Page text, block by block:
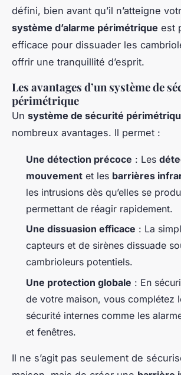
défini, bien avant qu’il n’atteigne
système d’alarme périmétrique est
efficace pour dissuader les
offrir une tranquillité d’esprit.
Les avantages d’un système de
périmétrique
Un système de sécurité
nombreux avantages. Il permet :
Une détection précoce : Les
mouvement et les barrières
les intrusions dès qu’elles se
permettant de réagir rapidement.
Une dissuasion efficace : La
capteurs et de sirènes dissuade
cambrioleurs potentiels.
Une protection globale : En
de votre maison, vous complétez
sécurité internes comme les
et fenêtres.
Il ne s’agit pas seulement de